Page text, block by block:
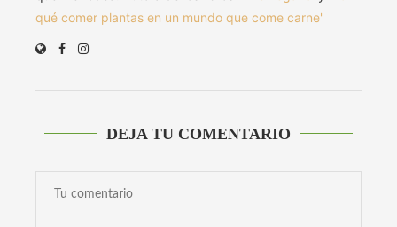
qué comer plantas en un mundo que come carne'
DEJA TU COMENTARIO